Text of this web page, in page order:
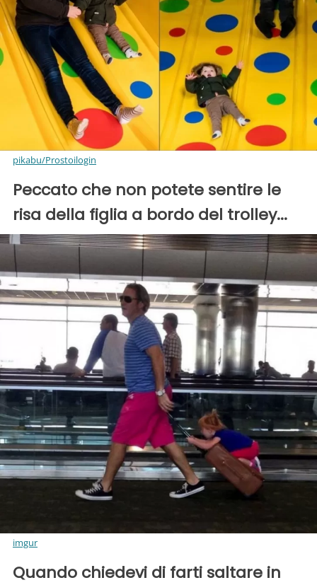
pikabu/Prostoilogin
Peccato che non potete sentire le
risa della figlia a bordo del trolley...
imgur
Quando chiedevi di farti saltare in